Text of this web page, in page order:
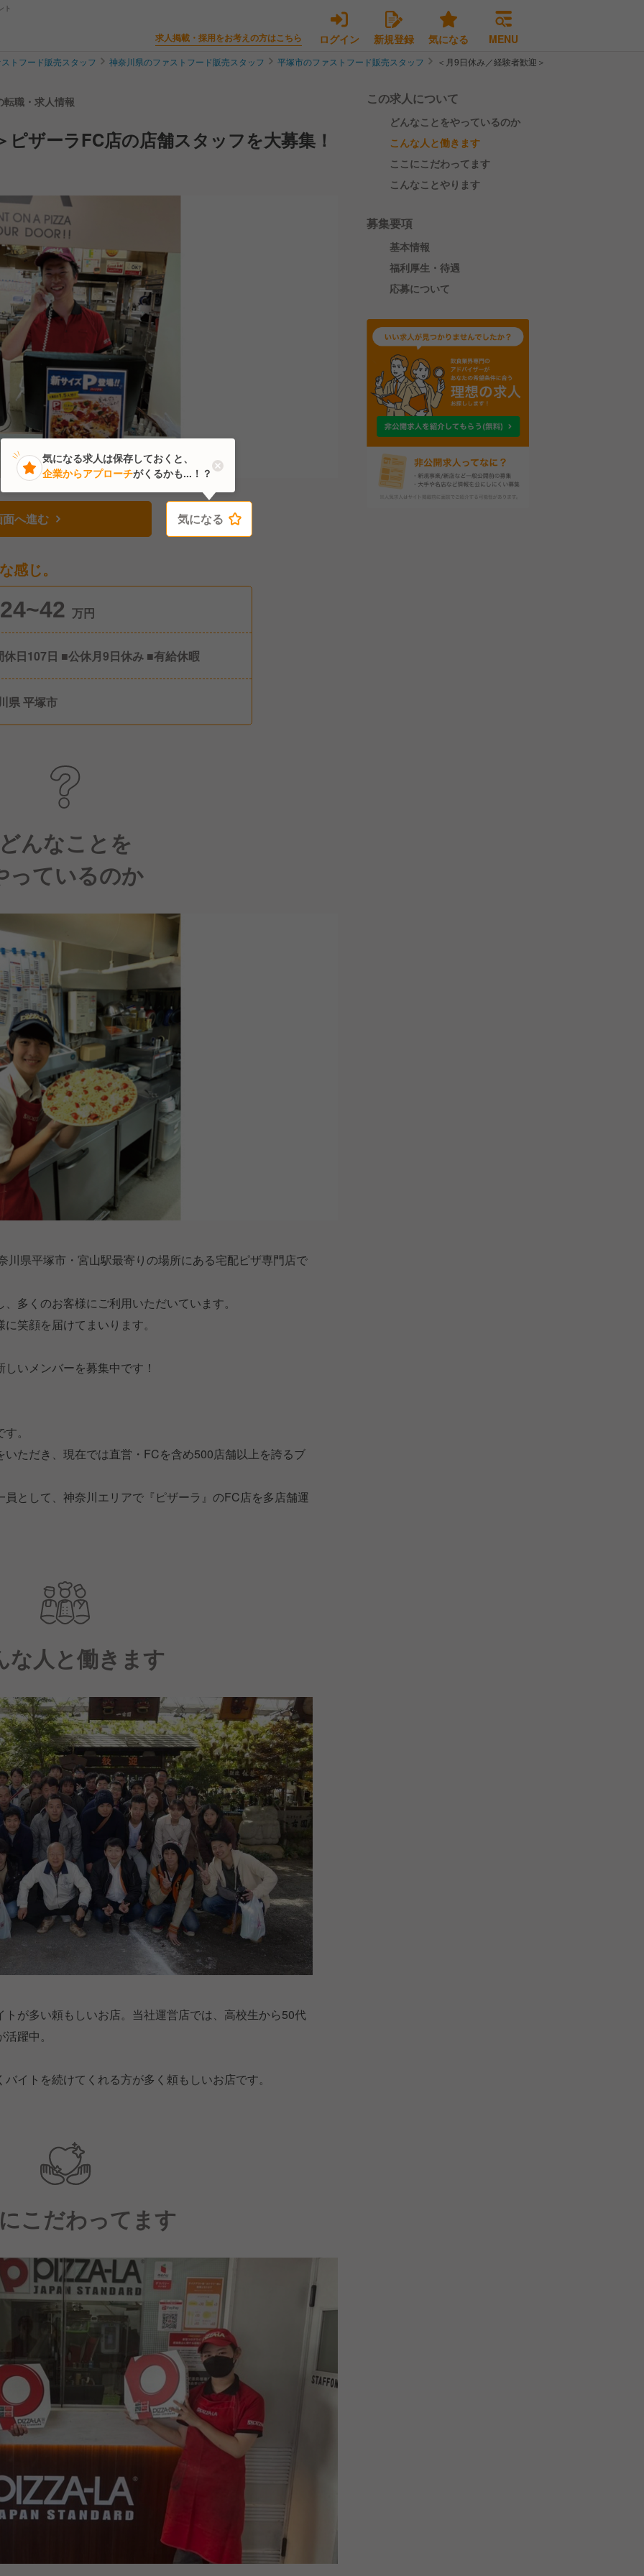
ト
求人掲載・採用をお考えの方はこちら ログイン 新規登録 気になる MENU
トフード販売スタッフ 神奈川県のファストフード販売スタッフ 平塚市のファストフード販売スタッフ ＜月9日休み／経験者歓迎＞ピザーラFC店の店舗ス
職・求人情報
ザーラFC店の店舗スタッフを大募集！
へ進む 気になる
感じ。
24~42 万円
休日107日 ■公休月9日休み ■有給休暇
県 平塚市
んなことを
っているのか
川県平塚市・宮山駅最寄りの場所にある宅配ピザ専門店で
多くのお客様にご利用いただいています。
笑顔を届けてまいります。
いメンバーを募集中です！
。
ただき、現在では直営・FCを含め500店舗以上を誇るブ
として、神奈川エリアで『ピザーラ』のFC店を多店舗運
な人と働きます
が多い頼もしいお店。当社運営店では、高校生から50代
躍中。
イトを続けてくれる方が多く頼もしいお店です。
こだわってます
この求人について
どんなことをやっているのか
こんな人と働きます
ここにこだわってます
こんなことやります
募集要項
基本情報
福利厚生・待遇
応募について
気になる
気になる求人は保存しておくと、
企業からアプローチがくるかも...！？